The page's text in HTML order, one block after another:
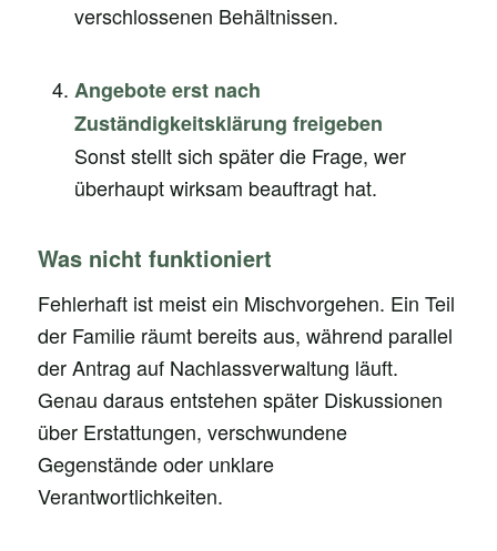
verschlossenen Behältnissen.
Angebote erst nach
Zuständigkeitsklärung freigeben
Sonst stellt sich später die Frage, wer
überhaupt wirksam beauftragt hat.
Was nicht funktioniert
Fehlerhaft ist meist ein Mischvorgehen. Ein Teil
der Familie räumt bereits aus, während parallel
der Antrag auf Nachlassverwaltung läuft.
Genau daraus entstehen später Diskussionen
über Erstattungen, verschwundene
Gegenstände oder unklare
Verantwortlichkeiten.